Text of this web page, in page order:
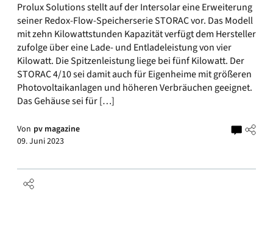
Prolux Solutions stellt auf der Intersolar eine Erweiterung
seiner Redox-Flow-Speicherserie STORAC vor. Das Modell
mit zehn Kilowattstunden Kapazität verfügt dem Hersteller
zufolge über eine Lade- und Entladeleistung von vier
Kilowatt. Die Spitzenleistung liege bei fünf Kilowatt. Der
STORAC 4/10 sei damit auch für Eigenheime mit größeren
Photovoltaikanlagen und höheren Verbräuchen geeignet.
Das Gehäuse sei für […]
Von pv magazine
09. Juni 2023